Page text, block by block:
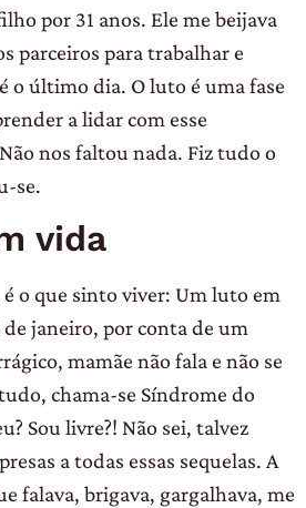
por 31 anos. Ele me beijava
parceiros para trabalhar e
o último dia. O luto é uma fase
a lidar com esse
nos faltou nada. Fiz tudo o
se.
vida
é o que sinto viver: Um luto em
de janeiro, por conta de um
mamãe não fala e não se
chama-se Síndrome do
Sou livre?! Não sei, talvez
a todas essas sequelas. A
falava, brigava, gargalhava, me